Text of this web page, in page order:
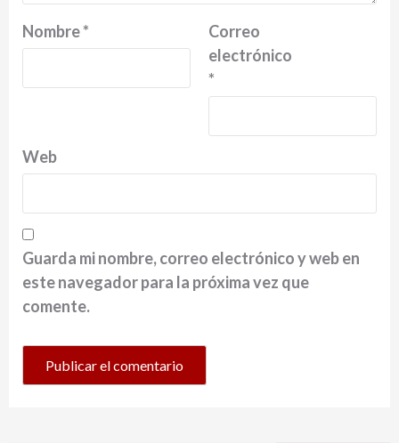
Nombre*
Correo
electrónico
*
Web
Guarda mi nombre, correo electrónico y web en
este navegador para la próxima vez que
comente.